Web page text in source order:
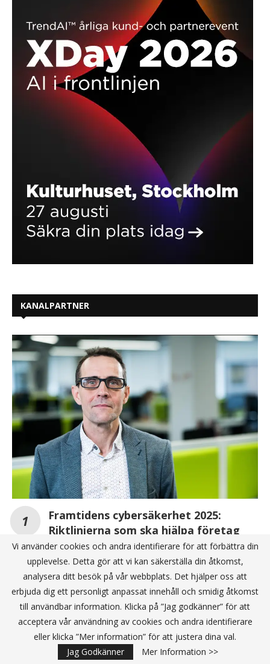
KANALPARTNER
Framtidens cybersäkerhet 2025:
Riktlinjerna som ska hjälpa företag
mot digitala hot
Svenska MSP:er kan bli nyckeln till
småföretagens AI-lyft
Check Point utökar sitt
cybersäkerhetserbjudande på Pax8
Marketplace
Vi använder cookies och andra identifierare för att förbättra din
upplevelse. Detta gör att vi kan säkerställa din åtkomst,
analysera ditt besök på vår webbplats. Det hjälper oss att
erbjuda dig ett personligt anpassat innehåll och smidig åtkomst
till användbar information. Klicka på ”Jag godkänner” för att
acceptera vår användning av cookies och andra identifierare
eller klicka ”Mer information” för att justera dina val.
Jag Godkänner
Mer Information >>